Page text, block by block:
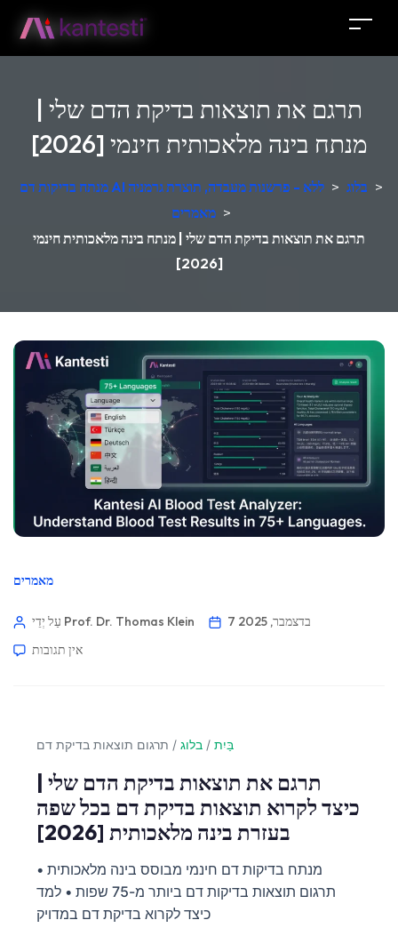
תרגם את תוצאות בדיקת הדם שלי |
מנתח בינה מלאכותית חינמי [2026]
מנתח בדיקות דם AI ללא - פרשנות מעבדה, תוצרת גרמניה > בלוג >
מאמרים >
תרגם את תוצאות בדיקת הדם שלי | מנתח בינה מלאכותית חינמי
[2026]
מאמרים
עַל יְדֵי Prof. Dr. Thomas Klein
7 בדצמבר, 2025
אין תגובות
בַּיִת / בלוג / תרגום תוצאות בדיקת דם
תרגם את תוצאות בדיקת הדם שלי |
כיצד לקרוא תוצאות בדיקת דם בכל שפה
בעזרת בינה מלאכותית [2026]
מנתח בדיקות דם חינמי מבוסס בינה מלאכותית •
תרגום תוצאות בדיקות דם ביותר מ-75 שפות • למד
כיצד לקרוא בדיקת דם במדויק